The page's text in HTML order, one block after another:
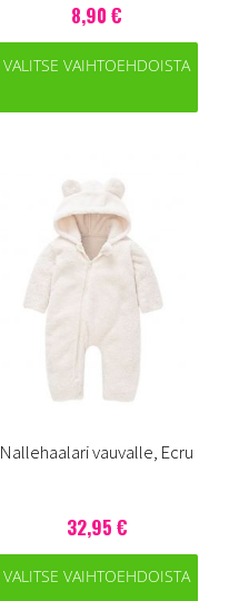
8,90 €
VALITSE VAIHTOEHDOISTA
Nallehaalari vauvalle, Ecru
32,95 €
VALITSE VAIHTOEHDOISTA